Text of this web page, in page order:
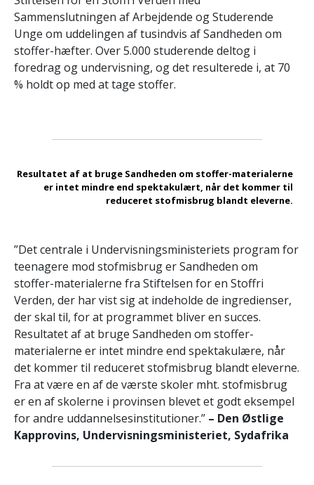
Sammenslutningen af Arbejdende og Studerende
Unge om uddelingen af tusindvis af Sandheden om
stoffer-hæfter. Over 5.000 studerende deltog i
foredrag og undervisning, og det resulterede i, at 70
% holdt op med at tage stoffer.
Resultatet af at bruge Sandheden om stoffer-materialerne
er intet mindre end spektakulært, når det kommer til
reduceret stofmisbrug blandt eleverne.
”Det centrale i Undervisningsministeriets program for
teenagere mod stofmisbrug er Sandheden om
stoffer-materialerne fra Stiftelsen for en Stoffri
Verden, der har vist sig at indeholde de ingredienser,
der skal til, for at programmet bliver en succes.
Resultatet af at bruge Sandheden om stoffer-
materialerne er intet mindre end spektakulære, når
det kommer til reduceret stofmisbrug blandt eleverne.
Fra at være en af de værste skoler mht. stofmisbrug
er en af skolerne i provinsen blevet et godt eksempel
for andre uddannelsesinstitutioner.” – Den Østlige
Kapprovins, Undervisningsministeriet, Sydafrika